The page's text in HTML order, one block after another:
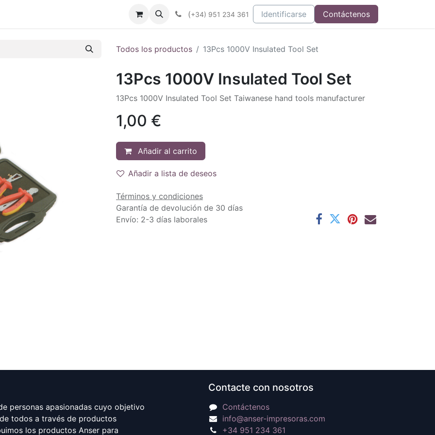
Industrias Noticias Integrados
(+34) 951 234 361 Identificarse Contáctenos
Todos los productos 13Pcs 1000V Insulated Tool Set
13Pcs 1000V Insulated Tool Set
13Pcs 1000V Insulated Tool Set Taiwanese hand tools manufacturer
1,00 €
Añadir al carrito
Añadir a lista de deseos
Términos y condiciones
Garantía de devolución de 30 días
Envío: 2-3 días laborales
personas apasionadas cuyo objetivo
todos a través de productos
los productos Anser para
Contacte con nosotros
Contáctenos
info@anser-impresoras.com
+34 951 234 361